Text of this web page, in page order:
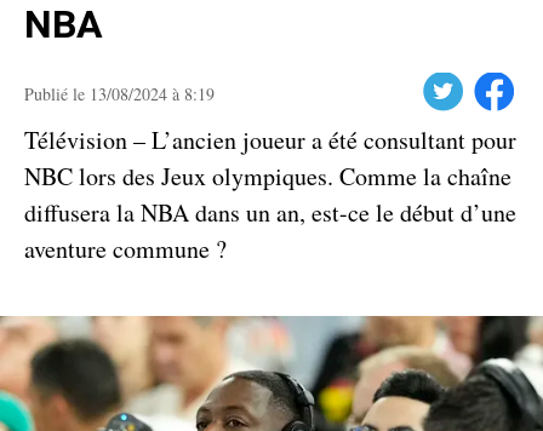
NBA
Publié le 13/08/2024 à 8:19 Facebook
Télévision – L’ancien joueur a été consultant pour
NBC lors des Jeux olympiques. Comme la chaîne
diffusera la NBA dans un an, est-ce le début d’une
aventure commune ?